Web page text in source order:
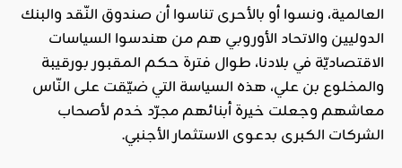
العالمية، ونسوا أو بالأحرى تناسوا أن صندوق النّقد والبنك
الدوليين والاتحاد الأوروبي هم من هندسوا السياسات
الاقتصاديّة في بلادنا، طوال فترة حكم المقبور بورقيبة
والمخلوع بن علي، هذه السياسة التي ضيّقت على النّاس
معاشهم وجعلت خيرة أبنائهم مجرّد خدم لأصحاب
الشركات الكبرى بدعوى الاستثمار الأجنبي.